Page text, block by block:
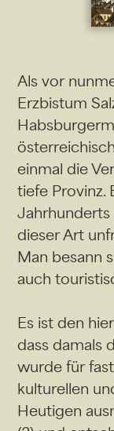
Als vor
Erzbistum
einmal die
tiefe Provinz.
dieser Art
Man besann
auch
Es ist den
dass damals
wurde für
kulturellen
Heutigen